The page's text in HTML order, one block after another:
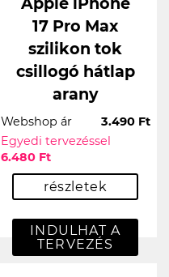
17 Pro Max
szilikon tok
csillogó hátlap
arany
Webshop ár
3.490 Ft
Egyedi tervezéssel
6.480 Ft
részletek
INDULHAT A
TERVEZÉS